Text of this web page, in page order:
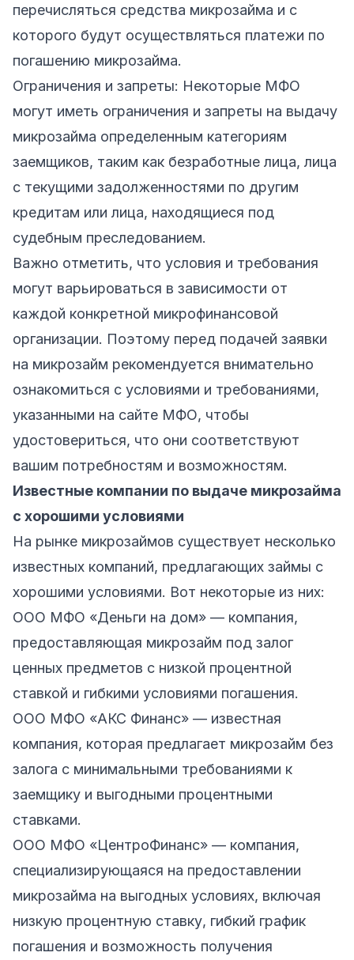
перечисляться средства микрозайма и с
которого будут осуществляться платежи по
погашению микрозайма.
Ограничения и запреты: Некоторые МФО
могут иметь ограничения и запреты на выдачу
микрозайма определенным категориям
заемщиков, таким как безработные лица, лица
с текущими задолженностями по другим
кредитам или лица, находящиеся под
судебным преследованием.
Важно отметить, что условия и требования
могут варьироваться в зависимости от
каждой конкретной микрофинансовой
организации. Поэтому перед подачей заявки
на микрозайм рекомендуется внимательно
ознакомиться с условиями и требованиями,
указанными на сайте МФО, чтобы
удостовериться, что они соответствуют
вашим потребностям и возможностям.
Известные компании по выдаче микрозайма
с хорошими условиями
На рынке микрозаймов существует несколько
известных компаний, предлагающих займы с
хорошими условиями. Вот некоторые из них:
ООО МФО «Деньги на дом» — компания,
предоставляющая микрозайм под залог
ценных предметов с низкой процентной
ставкой и гибкими условиями погашения.
ООО МФО «АКС Финанс» — известная
компания, которая предлагает микрозайм без
залога с минимальными требованиями к
заемщику и выгодными процентными
ставками.
ООО МФО «ЦентроФинанс» — компания,
специализирующаяся на предоставлении
микрозайма на выгодных условиях, включая
низкую процентную ставку, гибкий график
погашения и возможность получения